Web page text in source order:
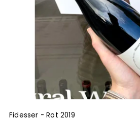
Fidesser - Rot 2019